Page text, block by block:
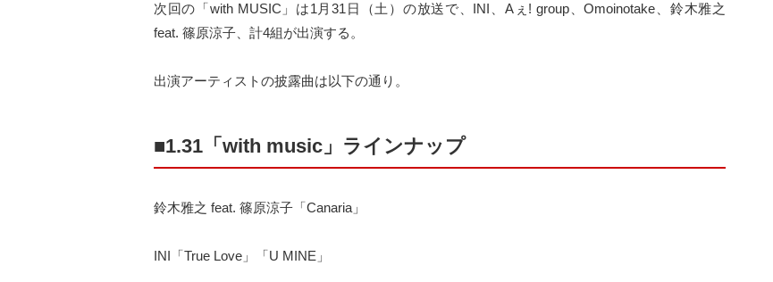
次回の「with MUSIC」は1月31日（土）の放送で、INI、Aぇ! group、Omoinotake、鈴木雅之
feat. 篠原涼子、計4組が出演する。
出演アーティストの披露曲は以下の通り。
■1.31「with music」ラインナップ
鈴木雅之 feat. 篠原涼子「Canaria」
INI「True Love」「U MINE」